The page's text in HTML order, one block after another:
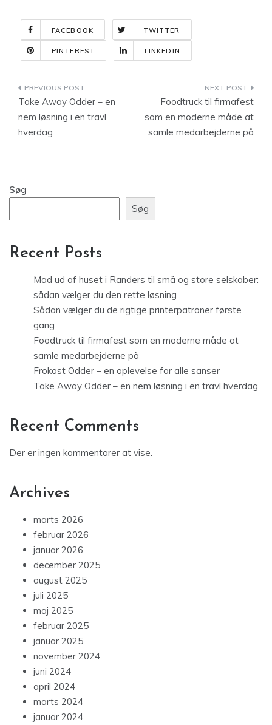
FACEBOOK TWITTER
PINTEREST LINKEDIN
Indlægsnavigation
Take Away Odder – en
nem løsning i en travl
hverdag
Foodtruck til firmafest
som en moderne måde at
samle medarbejderne på
Søg
Søg
Recent Posts
Mad ud af huset i Randers til små og store selskaber:
sådan vælger du den rette løsning
Sådan vælger du de rigtige printerpatroner første
gang
Foodtruck til firmafest som en moderne måde at
samle medarbejderne på
Frokost Odder – en oplevelse for alle sanser
Take Away Odder – en nem løsning i en travl hverdag
Recent Comments
Der er ingen kommentarer at vise.
Archives
marts 2026
februar 2026
januar 2026
december 2025
august 2025
juli 2025
maj 2025
februar 2025
januar 2025
november 2024
juni 2024
april 2024
marts 2024
januar 2024